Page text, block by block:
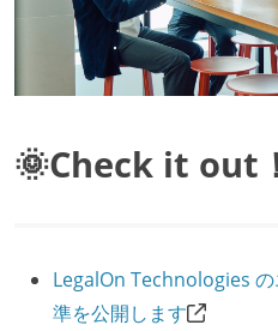
🌞Check it out
LegalOn Technologies
準を公開します